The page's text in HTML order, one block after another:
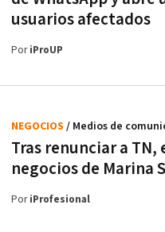
usuarios afectados
PoriProUP
Tras renunciar a
negocios de Marina
NEGOCIOS / Medios de
PoriProfesional